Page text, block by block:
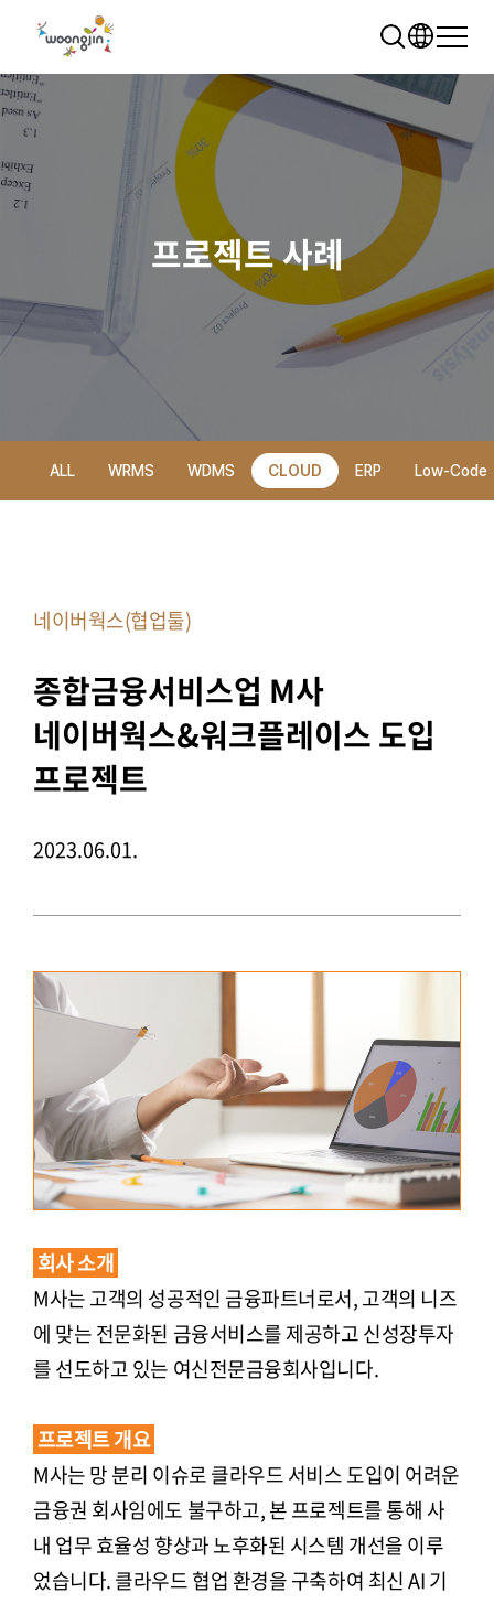
추천 검색어
WDMS
모빌리티 클라우드
프로젝트 사례
ALL WRMS WDMS CLOUD ERP Low-Code
네이버웍스(협업툴)
종합금융서비스업 M사
네이버웍스&워크플레이스 도입
프로젝트
2023.06.01.
회사 소개
M사는 고객의 성공적인 금융파트너로서, 고객의 니즈
에 맞는 전문화된 금융서비스를 제공하고 신성장투자
를 선도하고 있는 여신전문금융회사입니다.
프로젝트 개요
M사는 망 분리 이슈로 클라우드 서비스 도입이 어려운
금융권 회사임에도 불구하고, 본 프로젝트를 통해 사
내 업무 효율성 향상과 노후화된 시스템 개선을 이루
었습니다. 클라우드 협업 환경을 구축하여 최신 AI 기